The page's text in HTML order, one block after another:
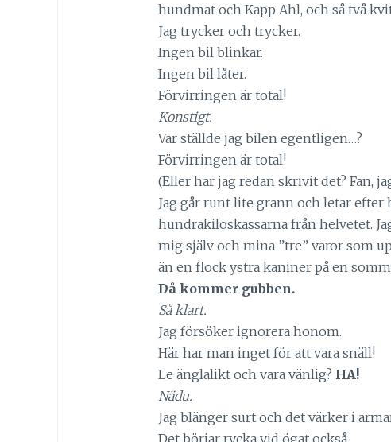
hundmat och Kapp Ahl, och så två
Jag trycker och trycker.
Ingen bil blinkar.
Ingen bil låter.
Förvirringen är total!
Konstigt.
Var ställde jag bilen egentligen…?
Förvirringen är total!
(Eller har jag redan skrivit det? Fan,
Jag går runt lite grann och letar efter
hundrakiloskassarna från helvetet.
mig själv och mina ”tre” varor som
än en flock ystra kaniner på en
Då kommer gubben.
Så klart.
Jag försöker ignorera honom.
Här har man inget för att vara snäll!
Le änglalikt och vara vänlig? HA!
Nädu.
Jag blänger surt och det värker i
Det börjar rycka vid ögat också.